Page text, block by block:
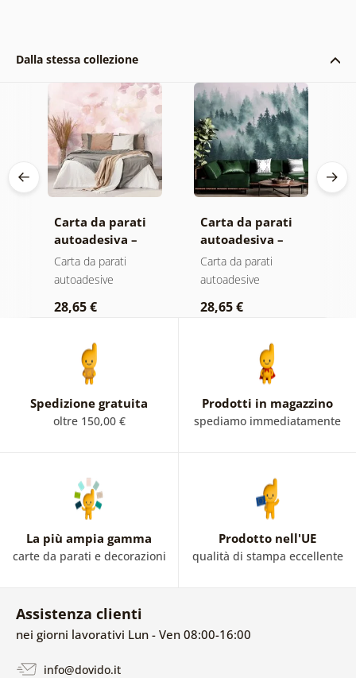
Dalla stessa collezione
Carta da parati
autoadesiva –
Foglie con
sfumatura
Carta da parati
autoadesive
28,65 €
Carta da parati
autoadesiva –
Foresta nella
nebbia
Carta da parati
autoadesive
28,65 €
Spedizione gratuita
oltre 150,00 €
Prodotti in magazzino
spediamo immediatamente
La più ampia gamma
carte da parati e decorazioni
Prodotto nell'UE
qualità di stampa eccellente
Assistenza clienti
nei giorni lavorativi Lun - Ven 08:00-16:00
info@dovido.it